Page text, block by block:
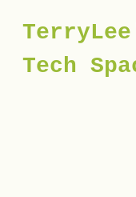
Tech